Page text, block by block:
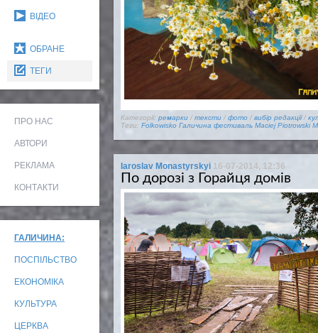
ВІДЕО
ОБРАНЕ
ТЕГИ
ПРО НАС
АВТОРИ
РЕКЛАМА
КОНТАКТИ
ГАЛИЧИНА:
ПОСПІЛЬСТВО
ЕКОНОМІКА
КУЛЬТУРА
ЦЕРКВА
Категорії: ремарки / тексти / фото / вибір редакції/
Теги: Folkowisko Галичина фестиваль Maciej Piotrowski
Iaroslav Monastyrskyi 16-07-2014, 12:36
По дорозі з Горайця домів